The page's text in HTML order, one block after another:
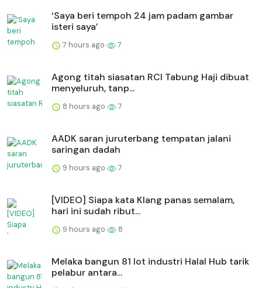
‘Saya beri tempoh 24 jam padam gambar
isteri saya’
7 hours ago 7
Agong titah siasatan RCI Tabung Haji dibuat
menyeluruh, tanp...
8 hours ago 7
AADK saran juruterbang tempatan jalani
saringan dadah
9 hours ago 7
[VIDEO] Siapa kata Klang panas semalam,
hari ini sudah ribut...
9 hours ago 8
Melaka bangun 81 lot industri Halal Hub tarik
pelabur antara...